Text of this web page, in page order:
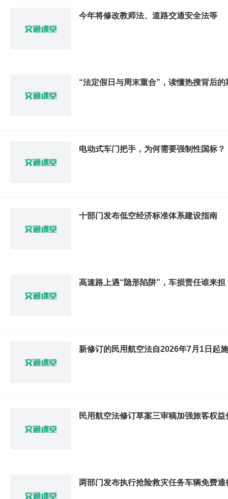
今年将修改教师法、道路交通安全法等
“法定假日与周末重合”，读懂热搜背后的
电动式车门把手，为何需要强制性国标？
十部门发布低空经济标准体系建设指南
高速路上遇“隐形陷阱”，车损责任谁来担
新修订的民用航空法自2026年7月1日起
民用航空法修订草案三审稿加强旅客权益
两部门发布执行抢险救灾任务车辆免费